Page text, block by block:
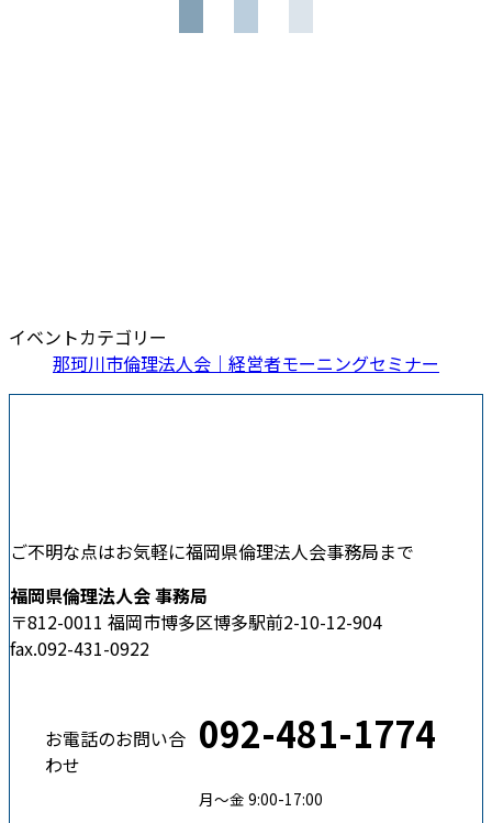
イベントカテゴリー
那珂川市倫理法人会｜経営者モーニングセミナー
ご不明な点はお気軽に福岡県倫理法人会事務局まで
福岡県倫理法人会 事務局
〒812-0011 福岡市博多区博多駅前2-10-12-904
fax.092-431-0922
お電話のお問い合
わせ
092-481-1774
月〜金 9:00-17:00